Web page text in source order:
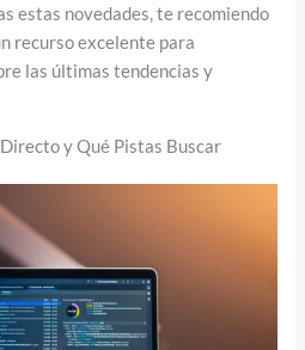
estas novedades, te recomiendo
recurso excelente para
las últimas tendencias y
y Qué Pistas Buscar